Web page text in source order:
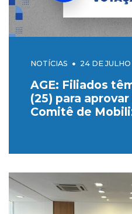
NOTÍCIAS 24 DE
AGE: Filiados
(25) para
Comitê de